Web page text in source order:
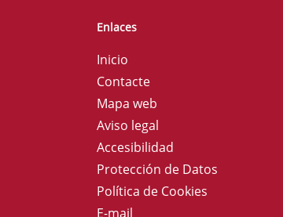
Enlaces
Inicio
Contacte
Mapa web
Aviso legal
Accesibilidad
Protección de Datos
Política de Cookies
E-mail